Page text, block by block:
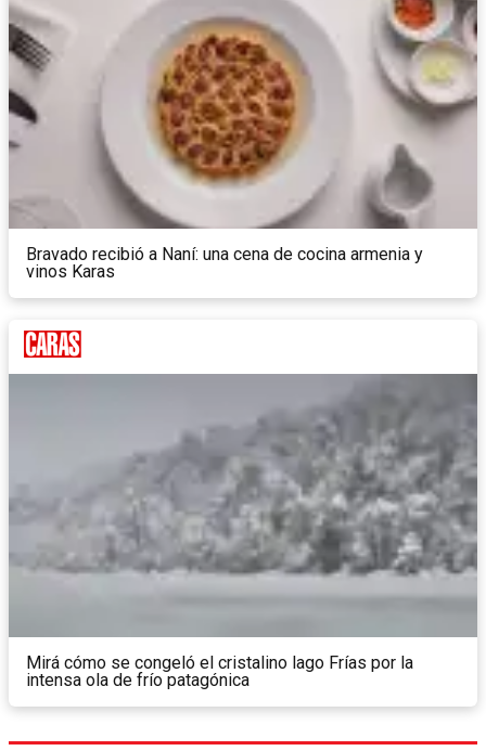
Bravado recibió a Naní: una cena de cocina armenia y
vinos Karas
Mirá cómo se congeló el cristalino lago Frías por la
intensa ola de frío patagónica